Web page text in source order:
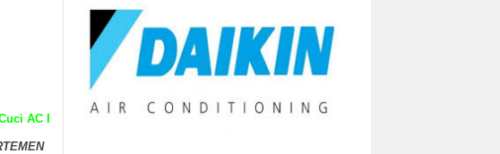
Rp. 45 Ribu Call Or WA. 0813.1418.1790 - 0822.9815.2217 Email :